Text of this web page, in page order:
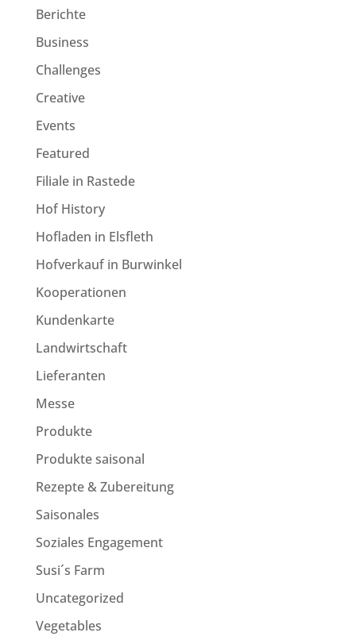
Berichte
Business
Challenges
Creative
Events
Featured
Filiale in Rastede
Hof History
Hofladen in Elsfleth
Hofverkauf in Burwinkel
Kooperationen
Kundenkarte
Landwirtschaft
Lieferanten
Messe
Produkte
Produkte saisonal
Rezepte & Zubereitung
Saisonales
Soziales Engagement
Susi´s Farm
Uncategorized
Vegetables